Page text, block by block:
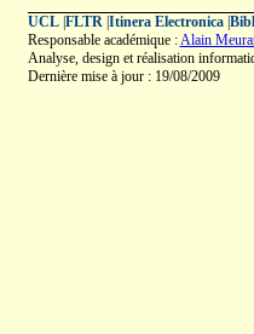
UCL| FLTR| Itinera Electronica|
Responsable académique :Alain
Analyse, design et réalisation
Dernière mise à jour : 19/08/2009